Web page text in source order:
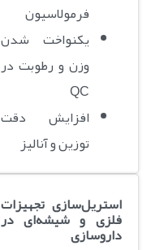
فرمولاسیون
یکنواخت شدن
وزن و رطوبت در
QC
افزایش دقت
توزین و آنالیز
استریل‌سازی تجهیزات
فلزی و شیشه‌ای در
داروسازی